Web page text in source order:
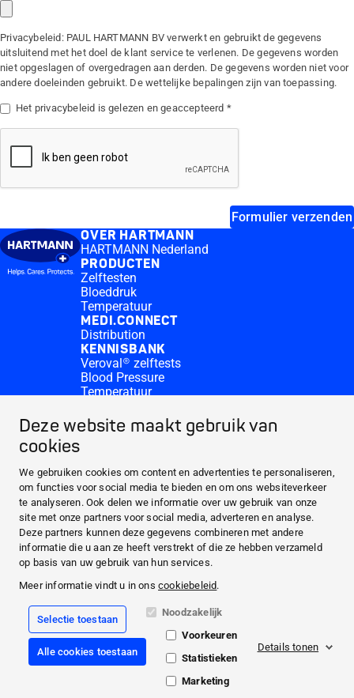
Deze website maakt gebruik van
cookies
We gebruiken cookies om content en advertenties te personaliseren,
om functies voor social media te bieden en om ons websiteverkeer
te analyseren. Ook delen we informatie over uw gebruik van onze
site met onze partners voor social media, adverteren en analyse.
Deze partners kunnen deze gegevens combineren met andere
informatie die u aan ze heeft verstrekt of die ze hebben verzameld
op basis van uw gebruik van hun services.
Meer informatie vindt u in onscookiebeleid.
Selectie toestaan
Alle cookies toestaan
Noodzakelijk
Voorkeuren
Statistieken
Marketing
Details tonen
Privacybeleid: PAUL HARTMANN BV verwerkt en gebruikt de gegevens
uitsluitend met het doel de klant service te verlenen. De gegevens worden
niet opgeslagen of overgedragen aan derden. De gegevens worden niet voor
andere doeleinden gebruikt. De wettelijke bepalingen zijn van toepassing.
Het privacybeleid is gelezen en geaccepteerd
Formulier verzenden
OVER HARTMANN
HARTMANN Nederland
PRODUCTEN
Zelftesten
Bloeddruk
Temperatuur
MEDI.CONNECT
Distribution
KENNISBANK
Veroval® zelftests
Blood Pressure
Temperatuur
Contact
Waar te koop?
PRODUCTEN
MEDI.CONNECT
KENNISBANK
Facebook
Cookiebeleid
Privacyverklaring
Algemene voorwaarden
© 2026 PAUL HARTMANN BV · Nederland